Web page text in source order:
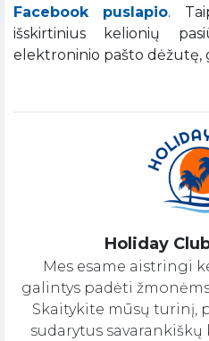
Facebook puslapio.
išskirtinius kelionių
elektroninio pašto dėžutę,
Holiday
Mes esame aistringi
galintys padėti
Skaitykite mūsų turinį,
sudarytus